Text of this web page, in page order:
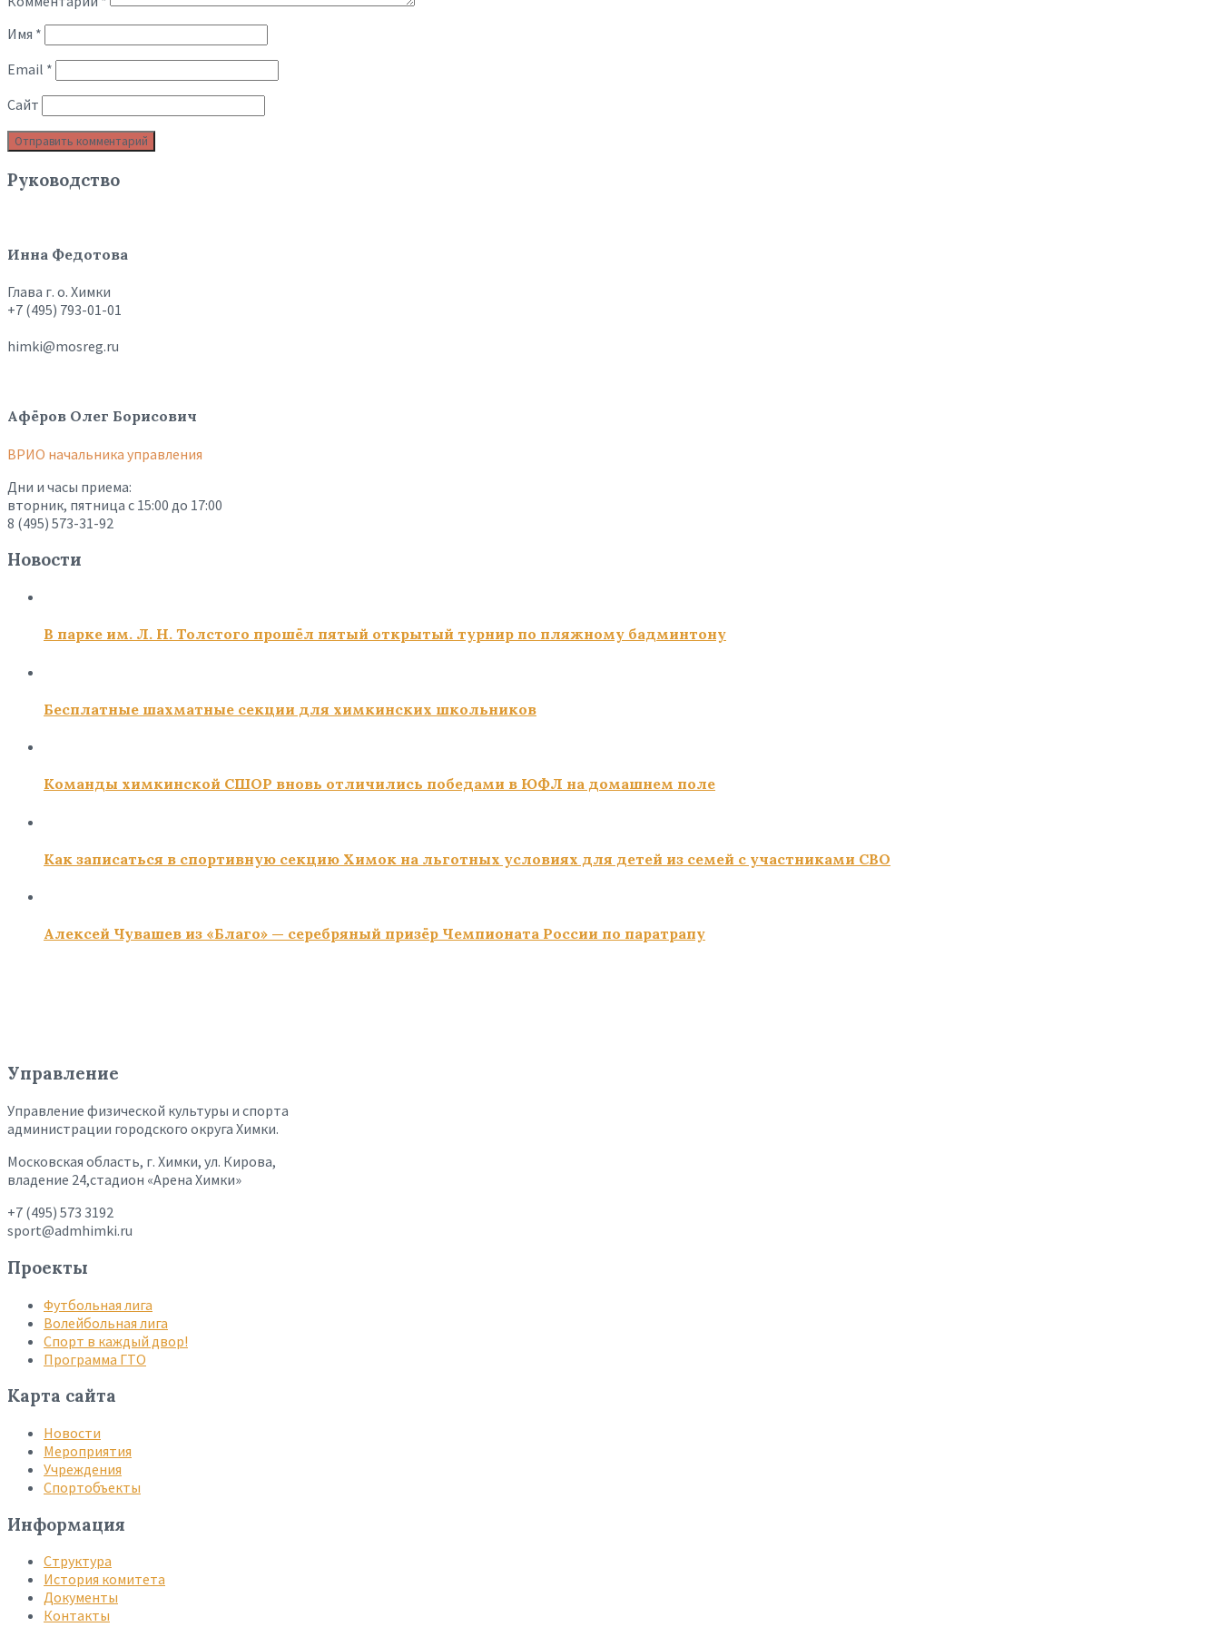
Имя *
Email *
Сайт
Руководство
Инна Федотова
Глава г. о. Химки
+7 (495) 793-01-01
himki@mosreg.ru
Афёров Олег Борисович
ВРИО начальника управления
Дни и часы приема:
вторник, пятница с 15:00 до 17:00
8 (495) 573-31-92
Новости
В парке им. Л. Н. Толстого прошёл пятый открытый турнир по пляжному бадминтону
Бесплатные шахматные секции для химкинских школьников
Команды химкинской СШОР вновь отличились победами в ЮФЛ на домашнем поле
Как записаться в спортивную секцию Химок на льготных условиях для детей из семей с участниками СВО
Алексей Чувашев из «Благо» — серебряный призёр Чемпионата России по паратрапу
Управление
Управление физической культуры и спорта
администрации городского округа Химки.
Московская область, г. Химки, ул. Кирова,
владение 24,стадион «Арена Химки»
+7 (495) 573 3192
sport@admhimki.ru
Проекты
Футбольная лига
Волейбольная лига
Спорт в каждый двор!
Программа ГТО
Карта сайта
Новости
Мероприятия
Учреждения
Спортобъекты
Информация
Структура
История комитета
Документы
Контакты